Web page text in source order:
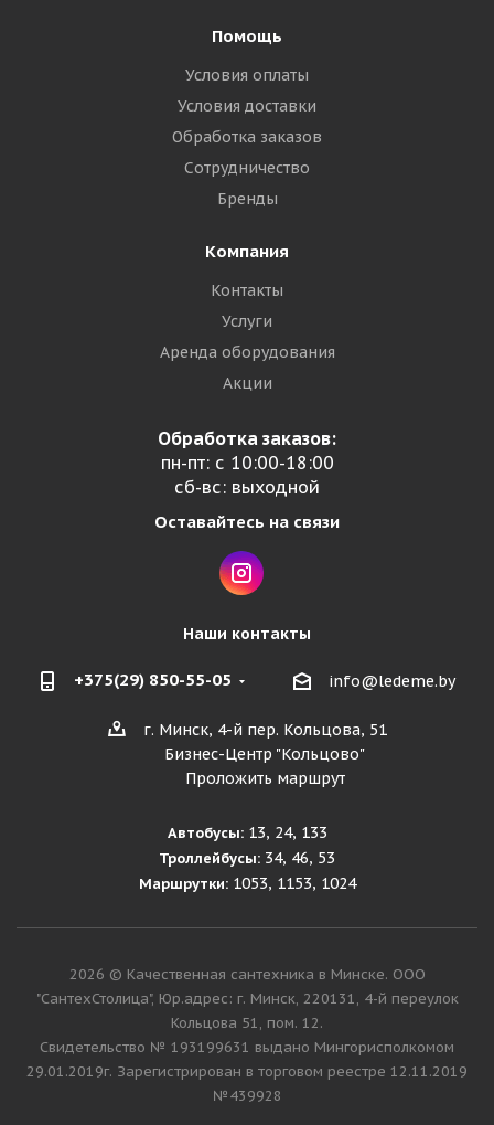
Помощь
Условия оплаты
Условия доставки
Обработка заказов
Сотрудничество
Бренды
Компания
Контакты
Услуги
Аренда оборудования
Акции
Обработка заказов:
пн-пт: с 10:00-18:00
сб-вс: выходной
Оставайтесь на связи
Наши контакты
+375(29) 850-55-05 info@ledeme.by
г. Минск, 4-й пер. Кольцова, 51
Бизнес-Центр "Кольцово"
Проложить маршрут
Автобусы:13, 24, 133
Троллейбусы: 34, 46, 53
Маршрутки:1053, 1153, 1024
2026 © Качественная сантехника в Минске. ООО
"СантехСтолица", Юр.адрес: г. Минск, 220131, 4-й переулок
Кольцова 51, пом. 12.
Cвидетельство № 193199631 выдано Мингорисполкомом
29.01.2019г. Зарегистрирован в торговом реестре 12.11.2019
№439928